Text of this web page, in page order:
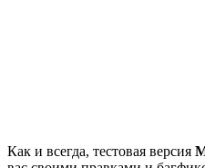
Как и всегда, тестовая версия